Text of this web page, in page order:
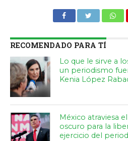
RECOMENDADO PARA TÍ
Lo que le sirve a
un periodismo
Kenia López
México atraviesa
oscuro para la
ejercicio del